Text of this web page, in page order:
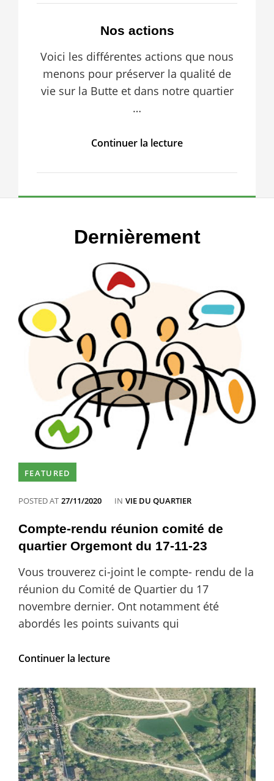
Nos actions
Voici les différentes actions que nous
menons pour préserver la qualité de
vie sur la Butte et dans notre quartier
…
Continuer la lectureNos
Dernièrement
FEATURED
POSTED AT 27/11/2020 IN CATEGORIES
VIE DU QUARTIER
Compte-rendu réunion comité de
quartier Orgemont du 17-11-23
Vous trouverez ci-joint le compte- rendu de la
réunion du Comité de Quartier du 17
novembre dernier. Ont notamment été
abordés les points suivants qui
Continuer la lectureCompte-
comité
de
quartier
Orgemont
du
17-
11-